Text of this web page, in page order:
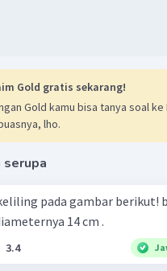
Gold gratis sekarang!
Gold kamu bisa tanya soal ke
lho.
serupa
pada gambar berikut! b.Sebuah mainan
14 cm .
3.4